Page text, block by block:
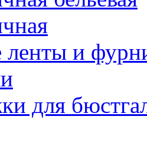
ленты и
для